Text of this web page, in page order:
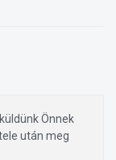
Önnek
után meg